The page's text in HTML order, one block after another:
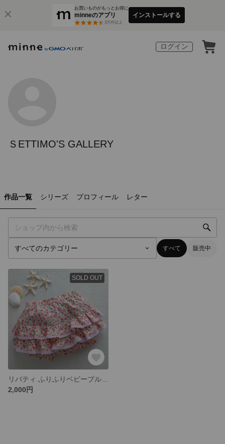
お買いものがもっとお得に
minneのアプリ
3万件以上
インストールする
ログイン
ＳETTIMO'S GALLERY
作品一覧 シリーズ プロフィール レター
すべて 販売中
SOLD OUT
2,000円